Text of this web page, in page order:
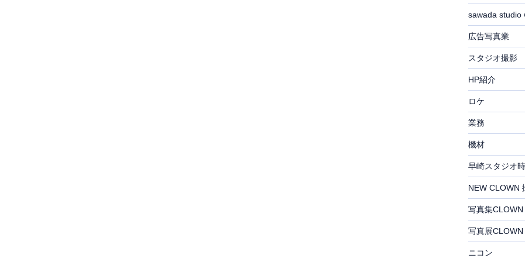
sawada studio
広告写真業
スタジオ撮影
HP紹介
ロケ
業務
機材
早崎スタジオ
NEW CLOWN
写真集CLOWN
写真展CLOWN
ニコン